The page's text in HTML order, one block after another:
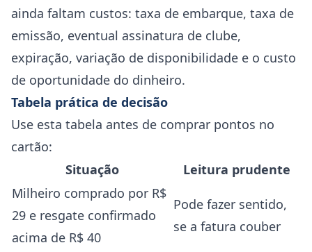
ainda faltam custos: taxa de embarque, taxa de
emissão, eventual assinatura de clube,
expiração, variação de disponibilidade e o custo
de oportunidade do dinheiro.
Tabela prática de decisão
Use esta tabela antes de comprar pontos no
cartão:
Situação
Leitura prudente
Milheiro comprado por R$
29 e resgate confirmado
acima de R$ 40
Pode fazer sentido,
se a fatura couber